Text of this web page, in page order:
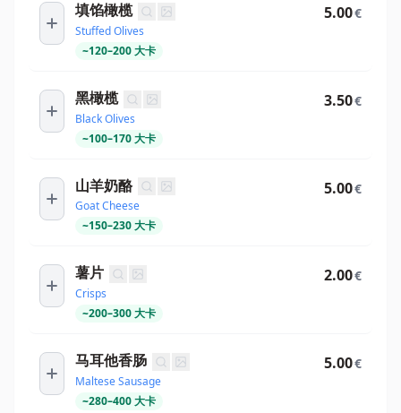
填馅橄榄
Stuffed Olives
~120–200大卡
5.00€
黑橄榄
Black Olives
~100–170大卡
3.50€
山羊奶酪
Goat Cheese
~150–230大卡
5.00€
薯片
Crisps
~200–300大卡
2.00€
马耳他香肠
Maltese Sausage
~280–400大卡
5.00€